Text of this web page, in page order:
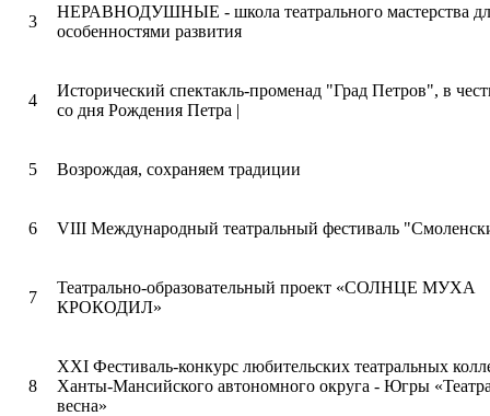
3
НЕРАВНОДУШНЫЕ - школа театрального мастерства
особенностями развития
4
Исторический спектакль-променад "Град Петров", в
со дня Рождения Петра |
5 Возрождая, сохраняем традиции
6 VIII Международный театральный фестиваль
7
Театрально-образовательный проект «СОЛНЦЕ МУХА
КРОКОДИЛ»
8
XXI Фестиваль-конкурс любительских театральных
Ханты-Мансийского автономного округа - Югры
весна»